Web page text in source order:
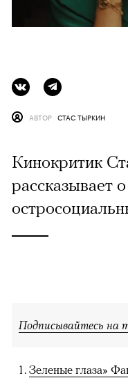
АВТОР СТАС ТЫРКИН
Кинокритик
рассказывает
Подписывайтесь на
Зеленые глаза»